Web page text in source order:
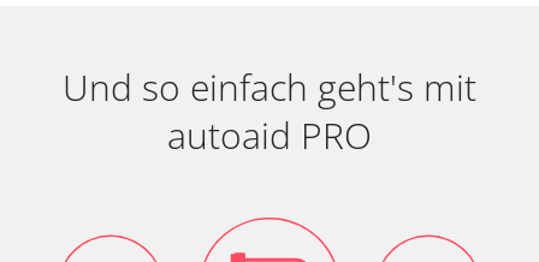
Und so einfach geht's mit
autoaid PRO